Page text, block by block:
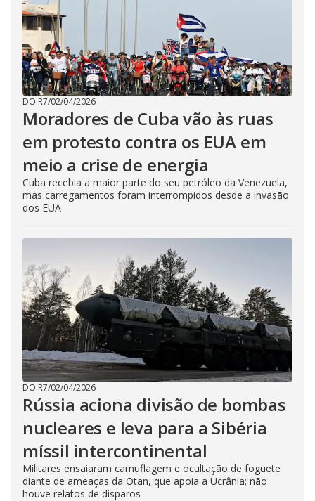
DO R7/02/04/2026
Moradores de Cuba vão às ruas
em protesto contra os EUA em
meio a crise de energia
Cuba recebia a maior parte do seu petróleo da Venezuela,
mas carregamentos foram interrompidos desde a invasão
dos EUA
DO R7/02/04/2026
Rússia aciona divisão de bombas
nucleares e leva para a Sibéria
míssil intercontinental
Militares ensaiaram camuflagem e ocultação de foguete
diante de ameaças da Otan, que apoia a Ucrânia; não
houve relatos de disparos